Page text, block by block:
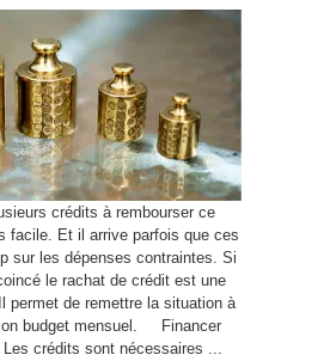
crédits à rembourser ce
facile. Et il arrive parfois que ces
sur les dépenses contraintes. Si
le rachat de crédit est une
permet de remettre la situation à
budget mensuel. Financer
crédits sont nécessaires ...